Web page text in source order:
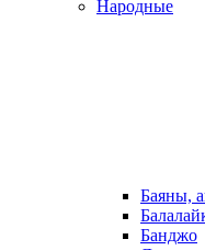
Народные
Баяны,
Банджо